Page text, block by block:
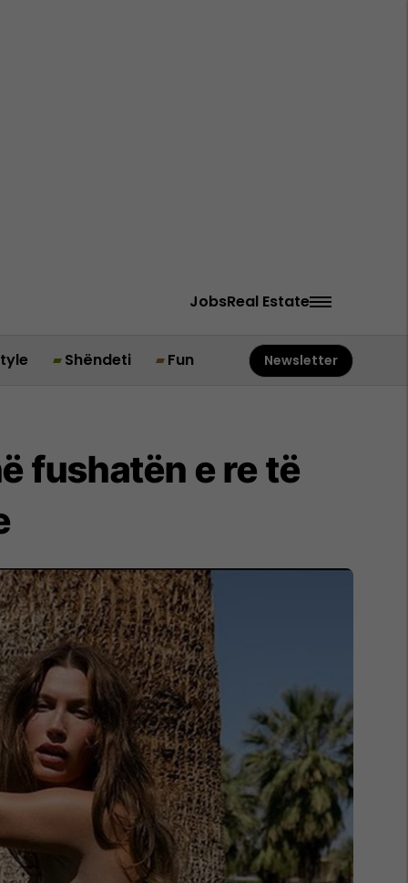
JobsReal Estate
Shëndeti Fun Newsletter
fushatën e re të